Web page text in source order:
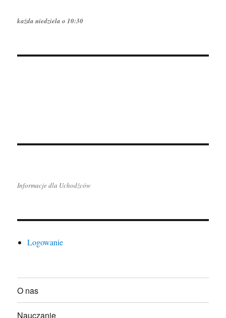
każda niedziela o 10:30
Informacje dla Uchodźców
Logowanie
O nas
Nauczanie